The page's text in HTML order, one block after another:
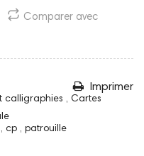
Comparer avec
Imprimer
calligraphies , Cartes
, cp , patrouille